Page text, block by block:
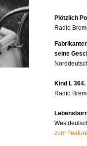
Plötzlich
Radio
seine
Kind L
Radio
zum